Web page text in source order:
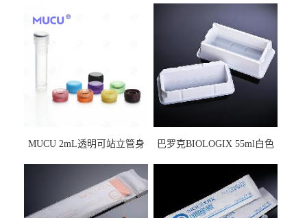
MUCU 2mL透明可站立管身
巴罗克BIOLOGIX 55ml白色
马射线灭菌25-0051